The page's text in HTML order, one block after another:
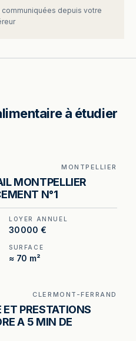
depuis votre
à étudier
MONTPELLIER
MONTPELLIER
N°1
LOYER ANNUEL
30 000 €
SURFACE
≈ 70 m²
avec
CLERMONT-FERRAND
ET PRESTATIONS
A 5 MIN DE